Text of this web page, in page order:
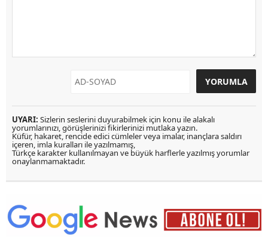
UYARI: Sizlerin seslerini duyurabilmek için konu ile alakalı
yorumlarınızı, görüşlerinizi fikirlerinizi mutlaka yazın.
Küfür, hakaret, rencide edici cümleler veya imalar, inançlara saldırı
içeren, imla kuralları ile yazılmamış,
Türkçe karakter kullanılmayan ve büyük harflerle yazılmış yorumlar
onaylanmamaktadır.